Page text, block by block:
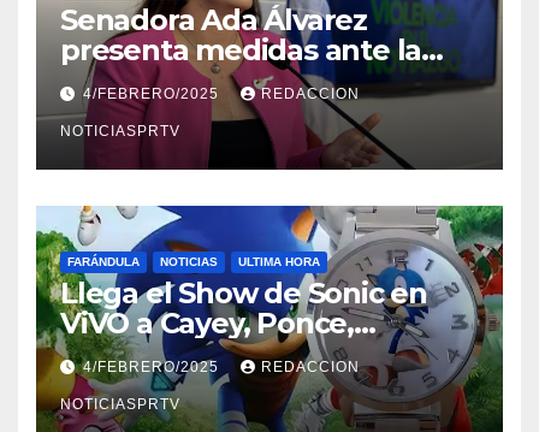
Senadora Ada Álvarez
presenta medidas ante la
violencia en el noviazgo
4/FEBRERO/2025 REDACCION
NOTICIASPRTV
FARÁNDULA NOTICIAS ULTIMA HORA
Llega el Show de Sonic en
ViVO a Cayey, Ponce,
Barceloneta y Humacao,
Relojes gratis para el que
compre ahora….
4/FEBRERO/2025 REDACCION
NOTICIASPRTV